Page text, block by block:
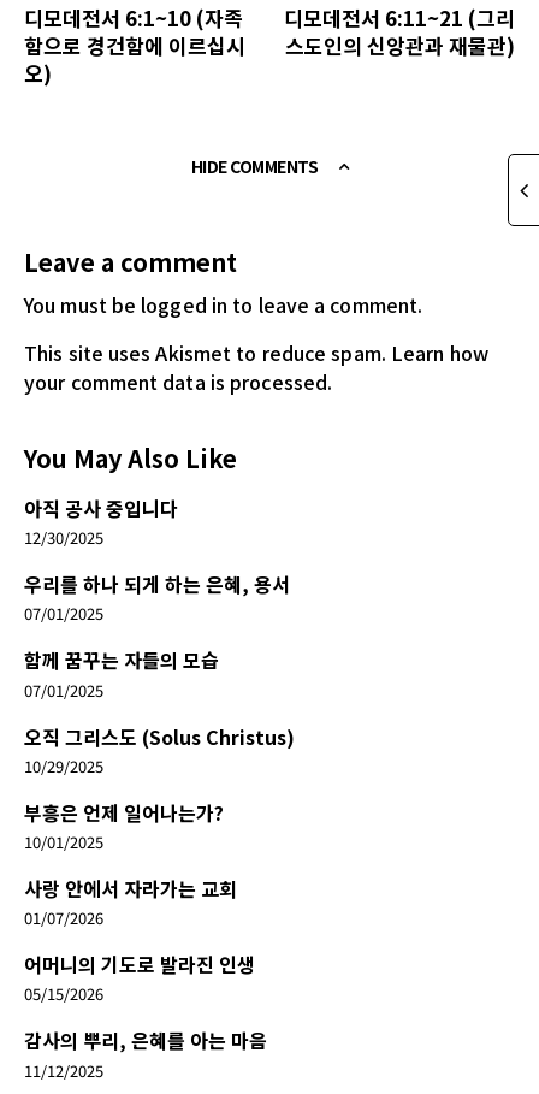
디모데전서 6:1~10 (자족
함으로 경건함에 이르십시
오)
디모데전서 6:11~21 (그리
스도인의 신앙관과 재물관)
HIDE COMMENTS
Leave a comment
You must be logged in to leave a comment.
This site uses Akismet to reduce spam. Learn how
your comment data is processed.
You May Also Like
아직 공사 중입니다
12/30/2025
우리를 하나 되게 하는 은혜, 용서
07/01/2025
함께 꿈꾸는 자들의 모습
07/01/2025
오직 그리스도 (Solus Christus)
10/29/2025
부흥은 언제 일어나는가?
10/01/2025
사랑 안에서 자라가는 교회
01/07/2026
어머니의 기도로 발라진 인생
05/15/2026
감사의 뿌리, 은혜를 아는 마음
11/12/2025